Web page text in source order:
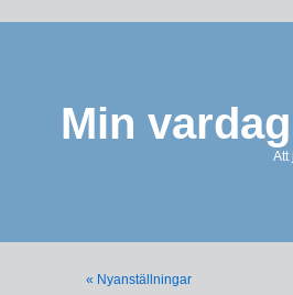
Min
Att
« Nyanställningar